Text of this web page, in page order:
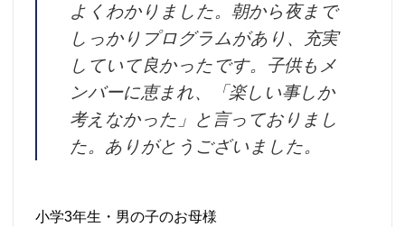
よくわかりました。朝から夜まで
しっかりプログラムがあり、充実
していて良かったです。子供もメ
ンバーに恵まれ、「楽しい事しか
考えなかった」と言っておりまし
た。ありがとうございました。
小学3年生・男の子のお母様